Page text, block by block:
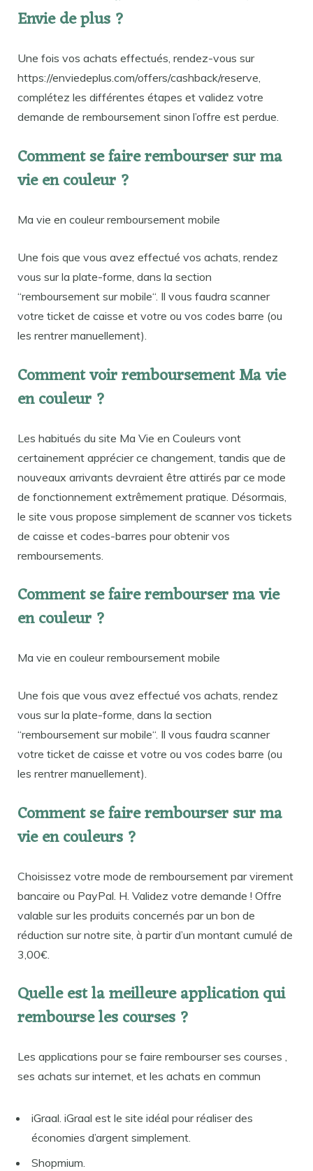
Envie de plus ?
Une fois vos achats effectués, rendez-vous sur
https://enviedeplus.com/offers/cashback/reserve,
complétez les différentes étapes et validez votre
demande de remboursement sinon l’offre est perdue.
Comment se faire rembourser sur ma
vie en couleur ?
Ma vie en couleur remboursement mobile
Une fois que vous avez effectué vos achats, rendez
vous sur la plate-forme, dans la section
“remboursement sur mobile“. Il vous faudra scanner
votre ticket de caisse et votre ou vos codes barre (ou
les rentrer manuellement).
Comment voir remboursement Ma vie
en couleur ?
Les habitués du site Ma Vie en Couleurs vont
certainement apprécier ce changement, tandis que de
nouveaux arrivants devraient être attirés par ce mode
de fonctionnement extrêmement pratique. Désormais,
le site vous propose simplement de scanner vos tickets
de caisse et codes-barres pour obtenir vos
remboursements.
Comment se faire rembourser ma vie
en couleur ?
Ma vie en couleur remboursement mobile
Une fois que vous avez effectué vos achats, rendez
vous sur la plate-forme, dans la section
“remboursement sur mobile“. Il vous faudra scanner
votre ticket de caisse et votre ou vos codes barre (ou
les rentrer manuellement).
Comment se faire rembourser sur ma
vie en couleurs ?
Choisissez votre mode de remboursement par virement
bancaire ou PayPal. H. Validez votre demande ! Offre
valable sur les produits concernés par un bon de
réduction sur notre site, à partir d’un montant cumulé de
3,00€.
Quelle est la meilleure application qui
rembourse les courses ?
Les applications pour se faire rembourser ses courses ,
ses achats sur internet, et les achats en commun
iGraal. iGraal est le site idéal pour réaliser des
économies d’argent simplement.
Shopmium.